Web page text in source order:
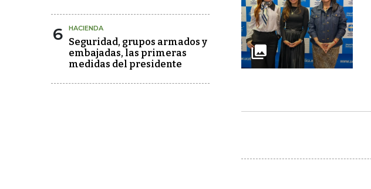
6 HACIENDA
Seguridad, grupos armados y
embajadas, las primeras
medidas del presidente